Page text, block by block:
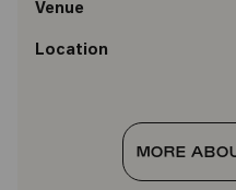
Venue
Location
MORE